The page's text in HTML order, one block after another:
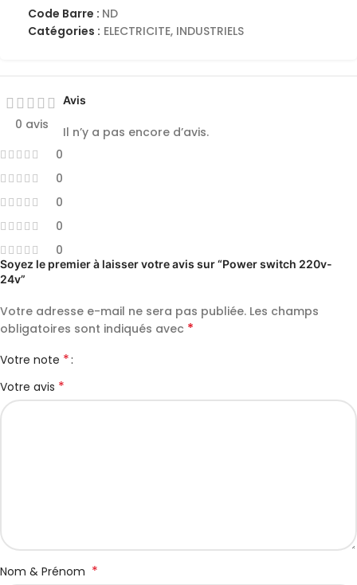
Code Barre : ND
Catégories : ELECTRICITE, INDUSTRIELS
0 avis
0
0
0
0
0
Avis
Il n’y a pas encore d’avis.
Soyez le premier à laisser votre avis sur “Power switch 220v-
24v”
Votre adresse e-mail ne sera pas publiée. Les champs
obligatoires sont indiqués avec *
Votre note *
Votre avis *
Nom & Prénom *